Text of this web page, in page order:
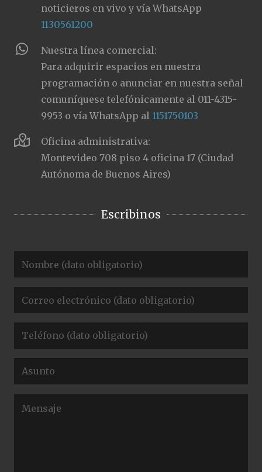
noticieros en vivo y vía WhatsApp
1130561200
Nuestra línea comercial:
Para adquirir espacios en nuestra
programación o anunciar en nuestra señal
comuníquese telefónicamente al 011-4315-
9953 o vía WhatsApp al1151750103
Oficina administrativa:
Montevideo 708 piso 4 oficina 17 (Ciudad
Autónoma de Buenos Aires)
Escribinos